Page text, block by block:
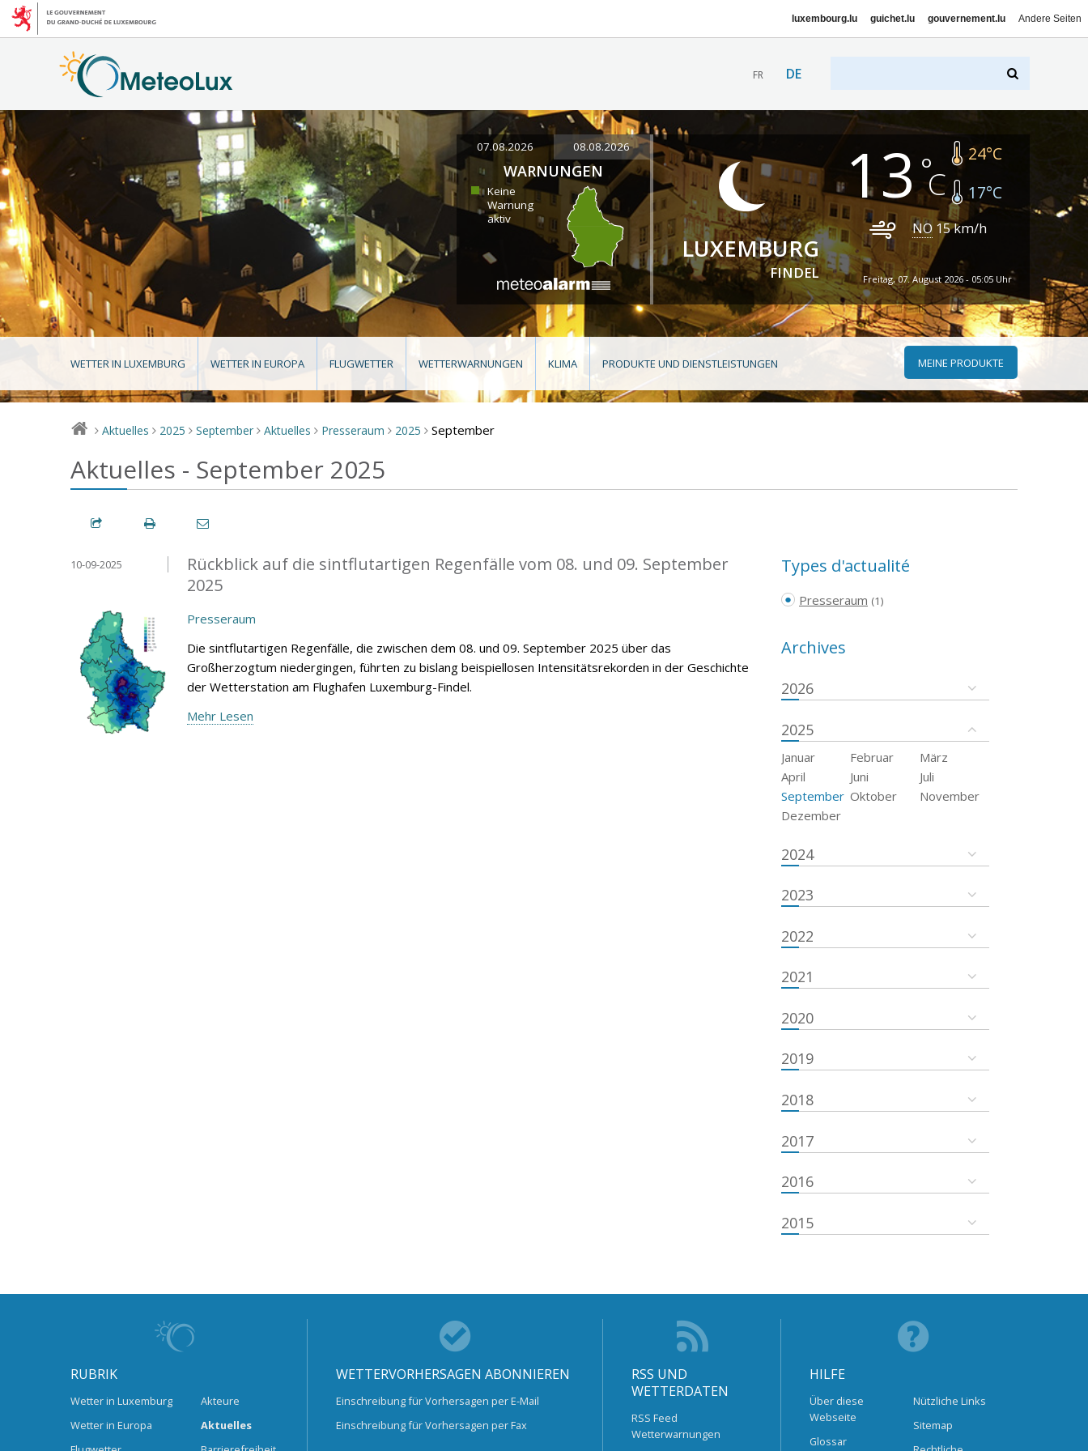
luxembourg.lu guichet.lu gouvernement.lu Andere Seiten
FR DE
07.08.2026 08.08.2026
WARNUNGEN
Keine
Warnung
aktiv
LUXEMBURG
FINDEL
13 24°C
17°C
NO 15km/h
Freitag, 07. August 2026 - 05:05 Uhr
WETTER IN LUXEMBURG WETTER IN EUROPA FLUGWETTER WETTERWARNUNGEN KLIMA PRODUKTE UND DIENSTLEISTUNGEN MEINE PRODUKTE
> Aktuelles > 2025 > September > Aktuelles > Presseraum > 2025 > September
Aktuelles - September 2025
Rückblick auf die sintflutartigen Regenfälle vom 08. und 09. September
2025
10-09-2025
Presseraum
Die sintflutartigen Regenfälle, die zwischen dem 08. und 09. September 2025 über das
Großherzogtum niedergingen, führten zu bislang beispiellosen Intensitätsrekorden in der Geschichte
der Wetterstation am Flughafen Luxemburg-Findel.
Mehr Lesen
Types d'actualité
Presseraum (1)
Archives
2026
2025
Januar Februar
März
April
Juni
Juli
September Oktober
November
Dezember
2024
2023
2022
2021
2020
2019
2018
2017
2016
2015
RUBRIK
Wetter in Luxemburg
Wetter in Europa
Akteure
Aktuelles
WETTERVORHERSAGEN ABONNIEREN
Einschreibung für Vorhersagen per E-Mail
Einschreibung für Vorhersagen per Fax
RSS UND
WETTERDATEN
RSS Feed
Wetterwarnungen
HILFE
Über diese
Webseite
Glossar
Nützliche Links
Sitemap